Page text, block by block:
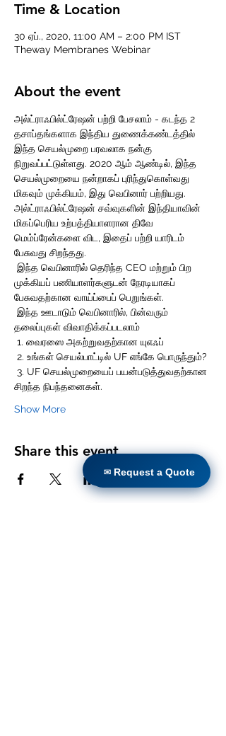
Time & Location
30 ஏப்., 2020, 11:00 AM – 2:00 PM IST
Theway Membranes Webinar
About the event
அல்ட்ராஃபில்ட்ரேஷன் பற்றி பேசலாம் - கடந்த 2
தசாப்தங்களாக இந்திய துணைக்கண்டத்தில்
இந்த செயல்முறை பரவலாக நன்கு
நிறுவப்பட்டுள்ளது. 2020 ஆம் ஆண்டில், இந்த
செயல்முறையை நன்றாகப் புரிந்துகொள்வது
மிகவும் முக்கியம், இது வெபினார் பற்றியது.
அல்ட்ராஃபில்ட்ரேஷன் சவ்வுகளின் இந்தியாவின்
மிகப்பெரிய உற்பத்தியாளரான திவே
மெம்ப்ரேன்களை விட, இதைப் பற்றி யாரிடம்
பேசுவது சிறந்தது.
முக்கியப் பணியாளர்களுடன் நேரடியாகப்
பேசுவதற்கான வாய்ப்பைப் பெறுங்கள்.
தலைப்புகள் விவாதிக்கப்படலாம்
1. வைரஸை அகற்றுவதற்கான யுஎஃப்
2. உங்கள் செயல்பாட்டில் UF எங்கே பொருந்தும்?
சிறந்த நிபந்தனைகள்.
Show More
Share this event
✉ Request a Quote
✉ Request a Quote